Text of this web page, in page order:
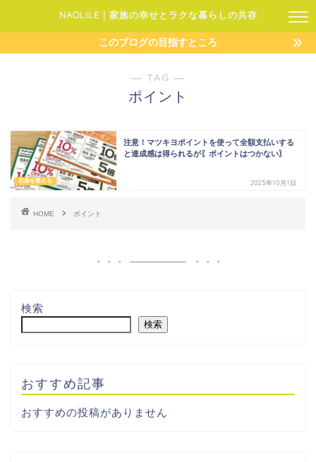
NAOLILE｜家族の幸せとラクな暮らしの共存
このブログの目指すところ
― TAG ―
ポイント
お金を整える
注意！マツキヨポイントを使って全額支払いする
と達成感は得られるが〖ポイントはつかない〗
2025年10月1日
HOME ポイント
検索
検索
おすすめ記事
おすすめの投稿がありません